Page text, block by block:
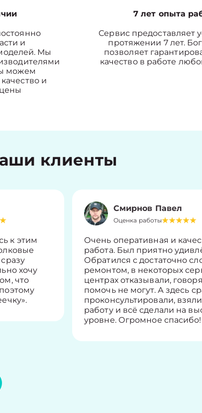
и
Мы
можем
и
7 лет опыта
Сервис предоставляет
протяжении 7 лет.
позволяет
качество в работе
клиенты
к этим
хочу
что
Смирнов Павел
Оценка работы
Очень оперативная и
работа. Был приятно
Обратился с достаточно
ремонтом, в некоторых
центрах отказывали,
помочь не могут. А здесь
проконсультировали,
работу и всё сделали на
уровне. Огромное спасибо!